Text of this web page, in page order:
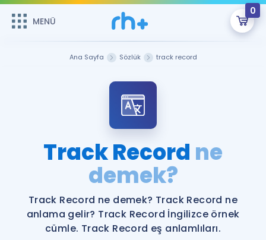
MENÜ
0
Şifremi Hatırlamıyorum
Sepetin Şu An Boş.
Remzi Hoca ile seni sınava hazırlayacak onlarca eğitim seni
bekliyor!
MENÜ
Katılımcı Görüşleri
Faydalı Araçlar
Ücretsiz Kaynaklar
İngilizce Gramer
Ana Sayfa Sözlük track record
Track Record ne
demek?
Track Record ne demek? Track Record ne
anlama gelir? Track Record İngilizce örnek
cümle. Track Record eş anlamlıları.